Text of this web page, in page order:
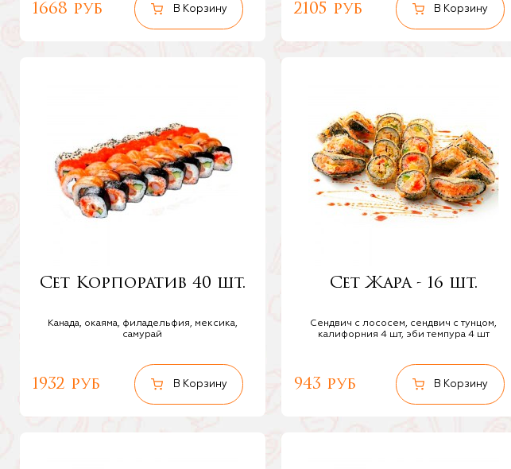
1668 руб 2105 руб
Сет Корпоратив 40 шт.
Канада, окаяма, филадельфия, мексика,
самурай
1932 руб
Сет Жара - 16 шт.
Сендвич с лососем, сендвич с тунцом,
калифорния 4 шт, эби темпура 4 шт
943 руб